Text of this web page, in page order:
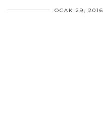
OCAK 29, 2016